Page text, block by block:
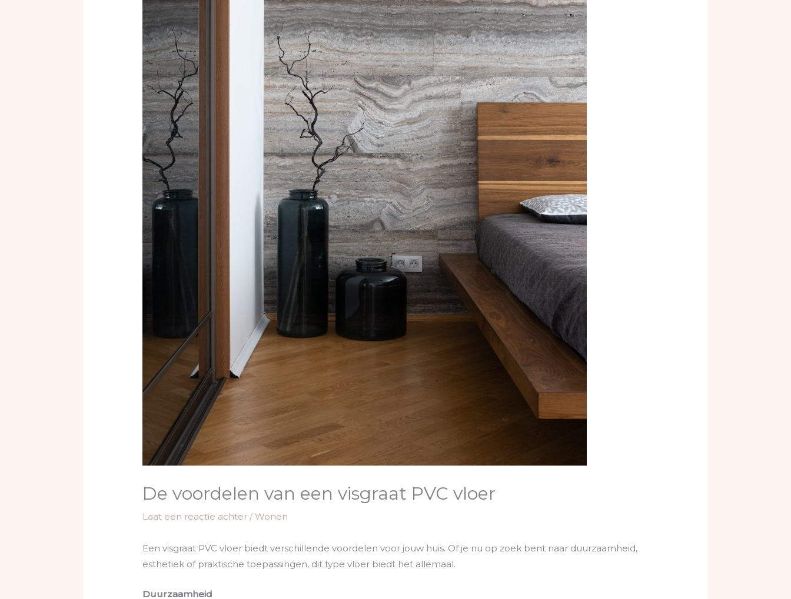
De voordelen van een visgraat PVC vloer
Laat een reactie achter /Wonen
Een visgraat PVC vloer biedt verschillende voordelen voor jouw huis. Of je nu op zoek bent naar duurzaamheid,
esthetiek of praktische toepassingen, dit type vloer biedt het allemaal.
Duurzaamheid